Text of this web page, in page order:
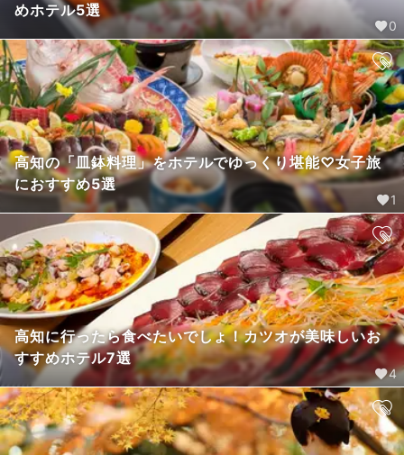
めホテル5選
0
高知の「皿鉢料理」をホテルでゆっくり堪能♡女子旅
におすすめ5選
1
高知に行ったら食べたいでしょ！カツオが美味しいお
すすめホテル7選
4